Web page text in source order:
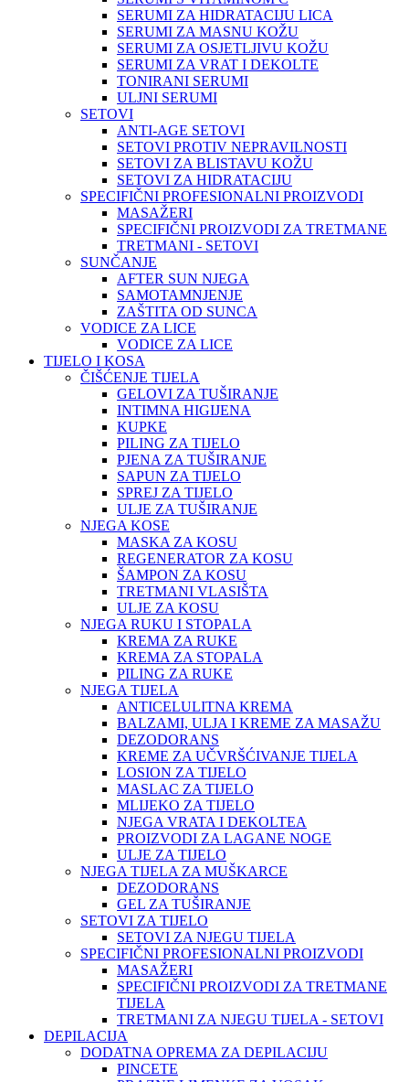
SERUMI ZA HIDRATACIJU LICA
SERUMI ZA MASNU KOŽU
SERUMI ZA OSJETLJIVU KOŽU
SERUMI ZA VRAT I DEKOLTE
TONIRANI SERUMI
ULJNI SERUMI
SETOVI
ANTI-AGE SETOVI
SETOVI PROTIV NEPRAVILNOSTI
SETOVI ZA BLISTAVU KOŽU
SETOVI ZA HIDRATACIJU
SPECIFIČNI PROFESIONALNI PROIZVODI
MASAŽERI
SPECIFIČNI PROIZVODI ZA TRETMANE
TRETMANI - SETOVI
SUNČANJE
AFTER SUN NJEGA
SAMOTAMNJENJE
ZAŠTITA OD SUNCA
VODICE ZA LICE
VODICE ZA LICE
TIJELO I KOSA
ČIŠĆENJE TIJELA
GELOVI ZA TUŠIRANJE
INTIMNA HIGIJENA
KUPKE
PILING ZA TIJELO
PJENA ZA TUŠIRANJE
SAPUN ZA TIJELO
SPREJ ZA TIJELO
ULJE ZA TUŠIRANJE
NJEGA KOSE
MASKA ZA KOSU
REGENERATOR ZA KOSU
ŠAMPON ZA KOSU
TRETMANI VLASIŠTA
ULJE ZA KOSU
NJEGA RUKU I STOPALA
KREMA ZA RUKE
KREMA ZA STOPALA
PILING ZA RUKE
NJEGA TIJELA
ANTICELULITNA KREMA
BALZAMI, ULJA I KREME ZA MASAŽU
DEZODORANS
KREME ZA UČVRŠĆIVANJE TIJELA
LOSION ZA TIJELO
MASLAC ZA TIJELO
MLIJEKO ZA TIJELO
NJEGA VRATA I DEKOLTEA
PROIZVODI ZA LAGANE NOGE
ULJE ZA TIJELO
NJEGA TIJELA ZA MUŠKARCE
DEZODORANS
GEL ZA TUŠIRANJE
SETOVI ZA TIJELO
SETOVI ZA NJEGU TIJELA
SPECIFIČNI PROFESIONALNI PROIZVODI
MASAŽERI
SPECIFIČNI PROIZVODI ZA TRETMANE
TIJELA
TRETMANI ZA NJEGU TIJELA - SETOVI
DEPILACIJA
DODATNA OPREMA ZA DEPILACIJU
PINCETE